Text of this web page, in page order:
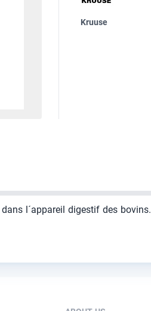
Kruuse
l´appareil digestif des bovins.